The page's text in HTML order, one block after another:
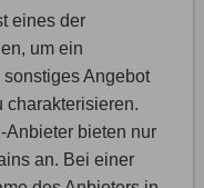
eines der
um ein
Angebot
charakterisieren.
Anbieter bieten nur
an. Bei einer